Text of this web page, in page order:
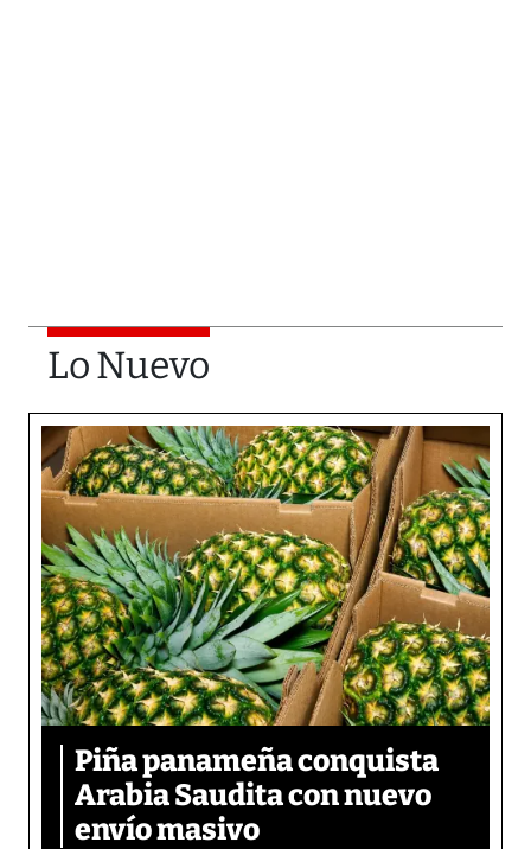
Lo Nuevo
Piña panameña conquista
Arabia Saudita con nuevo
envío masivo